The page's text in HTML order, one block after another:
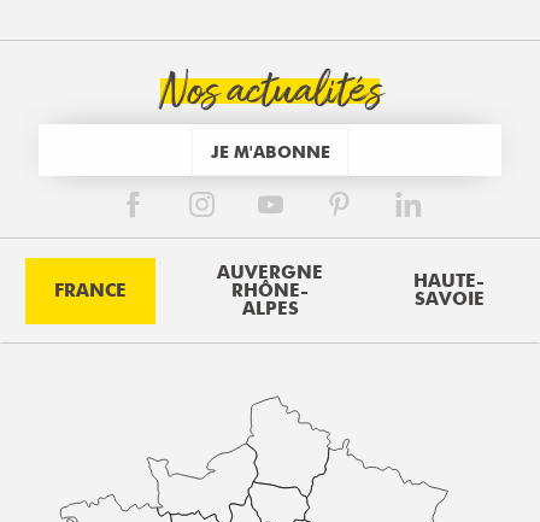
Nos actualités
JE M'ABONNE
FRANCE
AUVERGNE
RHÔNE-
ALPES
HAUTE-
SAVOIE